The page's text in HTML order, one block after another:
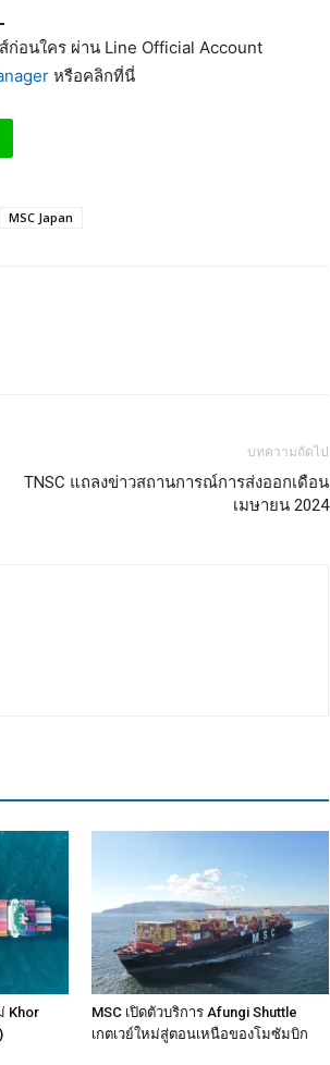
อนใคร ผ่าน Line Official Account
หรือคลิกที่นี่
MSC Japan
บทความถัดไป
TNSC แถลงข่าวสถานการณ์การส่งออกเดือน
เมษายน 2024
Khor
MSC เปิดตัวบริการ Afungi Shuttle
เกตเวย์ใหม่สู่ตอนเหนือของโมซัมบิก